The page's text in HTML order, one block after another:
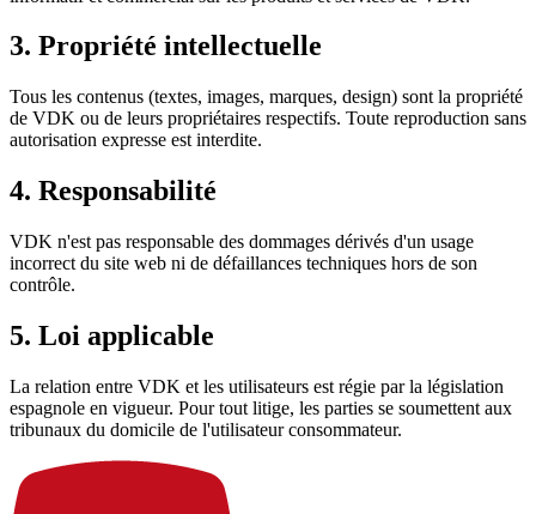
3. Propriété intellectuelle
Tous les contenus (textes, images, marques, design) sont la propriété
de VDK ou de leurs propriétaires respectifs. Toute reproduction sans
autorisation expresse est interdite.
4. Responsabilité
VDK n'est pas responsable des dommages dérivés d'un usage
incorrect du site web ni de défaillances techniques hors de son
contrôle.
5. Loi applicable
La relation entre VDK et les utilisateurs est régie par la législation
espagnole en vigueur. Pour tout litige, les parties se soumettent aux
tribunaux du domicile de l'utilisateur consommateur.